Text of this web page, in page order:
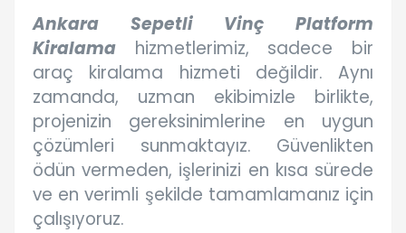
Ankara Sepetli Vinç Platform
Kiralama hizmetlerimiz, sadece bir
araç kiralama hizmeti değildir. Aynı
zamanda, uzman ekibimizle birlikte,
projenizin gereksinimlerine en uygun
çözümleri sunmaktayız. Güvenlikten
ödün vermeden, işlerinizi en kısa sürede
ve en verimli şekilde tamamlamanız için
çalışıyoruz.